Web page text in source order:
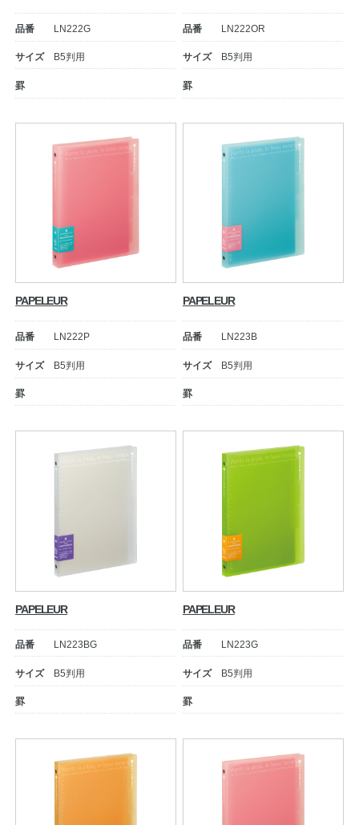
OEMご希望の方へ
公式アカウント
品番 LN222G
サイズ B5判用
罫
品番 LN222OR
サイズ B5判用
罫
PAPELEUR
品番 LN222P
サイズ B5判用
罫
PAPELEUR
品番 LN223B
サイズ B5判用
罫
PAPELEUR
品番 LN223BG
サイズ B5判用
罫
PAPELEUR
品番 LN223G
サイズ B5判用
罫